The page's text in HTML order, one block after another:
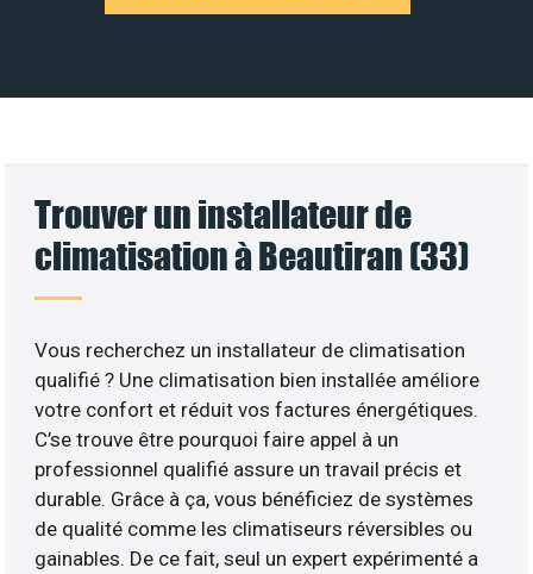
Trouver un installateur de
climatisation à Beautiran (33)
Vous recherchez un installateur de climatisation
qualifié ? Une climatisation bien installée améliore
votre confort et réduit vos factures énergétiques.
C’se trouve être pourquoi faire appel à un
professionnel qualifié assure un travail précis et
durable. Grâce à ça, vous bénéficiez de systèmes
de qualité comme les climatiseurs réversibles ou
gainables. De ce fait, seul un expert expérimenté a